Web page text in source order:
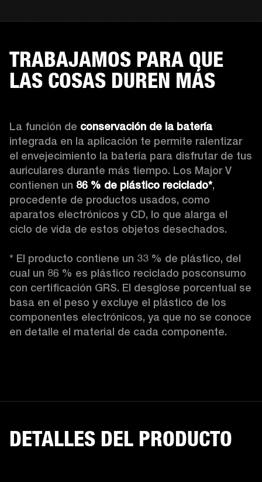
TRABAJAMOS PARA QUE
LAS COSAS DUREN MÁS
La función de conservación de la batería
integrada en la aplicación te permite ralentizar
el envejecimiento la batería para disfrutar de tus
auriculares durante más tiempo. Los Major V
contienen un 86 % de plástico reciclado*,
procedente de productos usados, como
aparatos electrónicos y CD, lo que alarga el
ciclo de vida de estos objetos desechados.
* El producto contiene un 33 % de plástico, del
cual un 86 % es plástico reciclado posconsumo
con certificación GRS. El desglose porcentual se
basa en el peso y excluye el plástico de los
componentes electrónicos, ya que no se conoce
en detalle el material de cada componente.
DETALLES DEL PRODUCTO